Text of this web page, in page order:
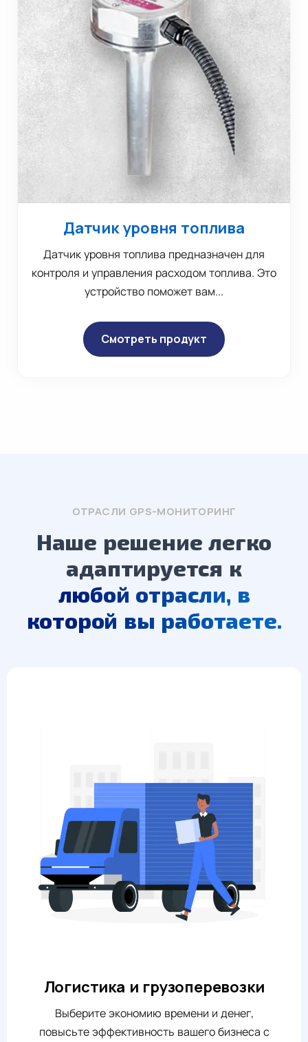
Датчик уровня топлива
Датчик уровня топлива предназначен для
контроля и управления расходом топлива. Это
устройство поможет вам...
Смотреть продукт
ОТРАСЛИ GPS-МОНИТОРИНГ
Наше решение легко
адаптируется к
любой отрасли, в
которой вы работаете.
Логистика и грузоперевозки
Выберите экономию времени и денег,
повысьте эффективность вашего бизнеса с